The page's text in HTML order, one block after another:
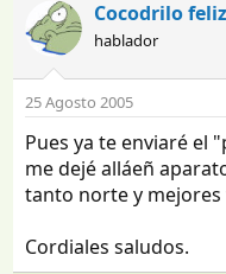
Cocodrilo feliz
hablador
25 Agosto 2005
Pues ya te enviaré el
me dejé alláeñ
tanto norte y
Cordiales saludos.